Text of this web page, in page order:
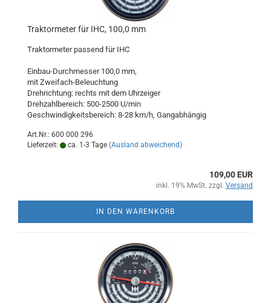
Traktormeter für IHC, 100,0 mm
Traktormeter passend für IHC
Einbau-Durchmesser 100,0 mm,
mit Zweifach-Beleuchtung
Drehrichtung: rechts mit dem Uhrzeiger
Drehzahlbereich: 500-2500 U/min
Geschwindigkeitsbereich: 8-28 km/h, Gangabhängig
Art.Nr.: 600 000 296
Lieferzeit:
ca. 1-3 Tage (Ausland abweichend)
109,00 EUR
inkl. 19% MwSt. zzgl. Versand
IN DEN WARENKORB